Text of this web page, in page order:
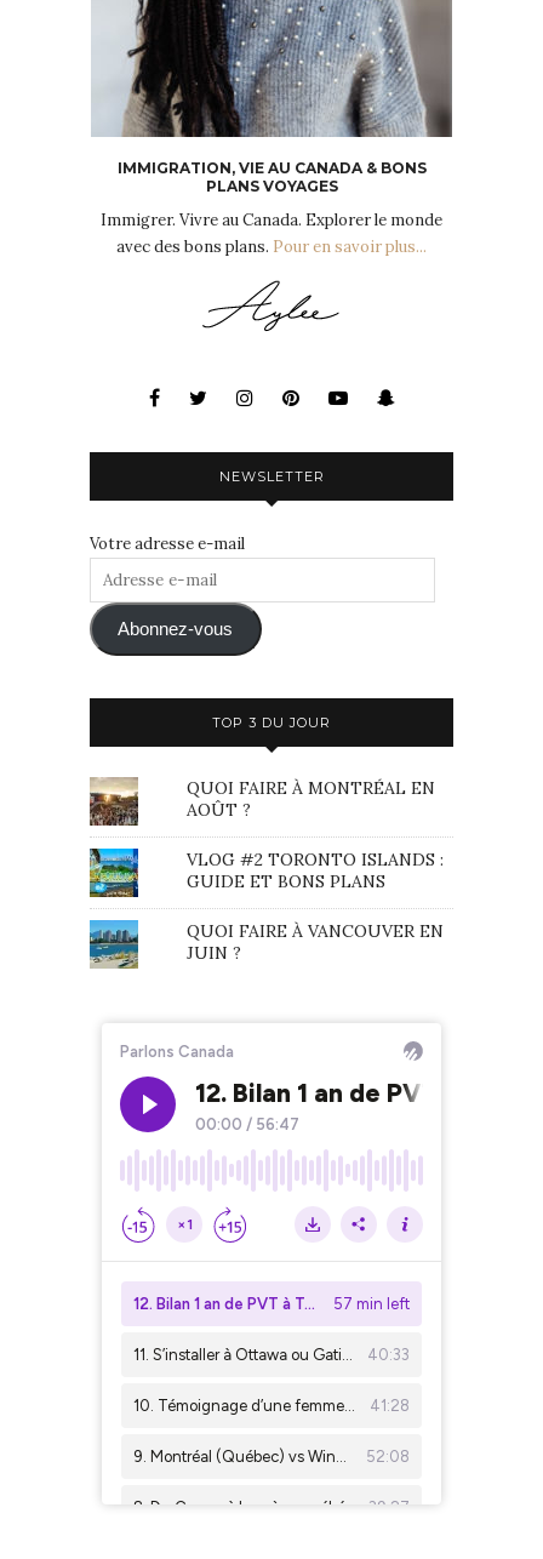
IMMIGRATION, VIE AU CANADA & BONS
PLANS VOYAGES
Immigrer. Vivre au Canada. Explorer le monde
avec des bons plans. Pour en savoir plus...
NEWSLETTER
Votre adresse e-mail
Adresse
mail Abonnez-vous
TOP 3 DU JOUR
QUOI FAIRE À MONTRÉAL EN
AOÛT ?
VLOG #2 TORONTO ISLANDS :
GUIDE ET BONS PLANS
QUOI FAIRE À VANCOUVER EN
JUIN ?